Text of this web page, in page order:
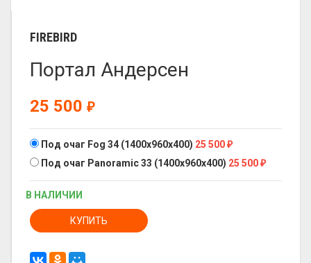
FIREBIRD
Портал Андерсен
25 500 ₽
Под очаг Fog 34 (1400x960x400) 25 500 ₽
Под очаг Panoramic 33 (1400x960x400) 25 500 ₽
В НАЛИЧИИ
КУПИТЬ